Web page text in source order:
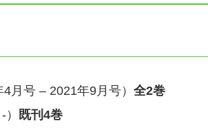
月号 – 2021年9月号） 全2巻
既刊4巻